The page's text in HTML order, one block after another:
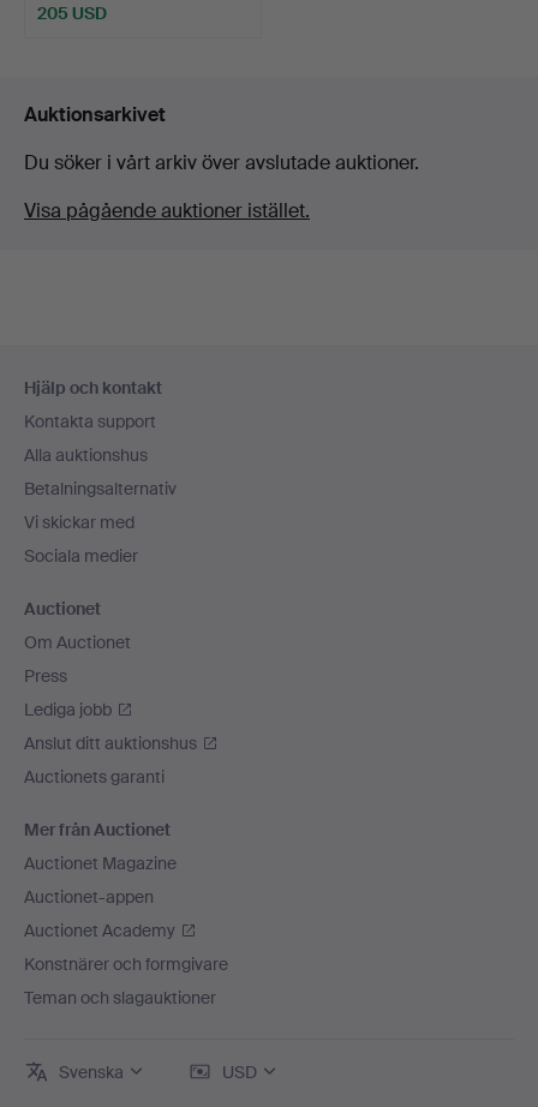
205 USD
Auktionsarkivet
Du söker i vårt arkiv över avslutade auktioner.
Visa pågående auktioner istället.
Hjälp och kontakt
Kontakta support
Alla auktionshus
Betalningsalternativ
Vi skickar med
Sociala medier
Auctionet
Om Auctionet
Press
Lediga jobb
Anslut ditt auktionshus
Auctionets garanti
Mer från Auctionet
Auctionet Magazine
Auctionet-appen
Auctionet Academy
Konstnärer och formgivare
Teman och slagauktioner
Svenska USD